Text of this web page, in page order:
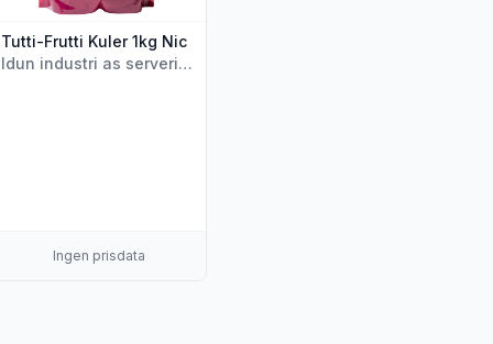
Tutti-Frutti Kuler 1kg Nic
Idun industri as servering
Ingen prisdata